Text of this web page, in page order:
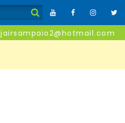
jairsampaio2@hotmail.com